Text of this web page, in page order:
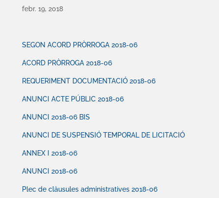
febr. 19, 2018
SEGON ACORD PRÒRROGA 2018-06
ACORD PRÒRROGA 2018-06
REQUERIMENT DOCUMENTACIÓ 2018-06
ANUNCI ACTE PÚBLIC 2018-06
ANUNCI 2018-06 BIS
ANUNCI DE SUSPENSIÓ TEMPORAL DE LICITACIÓ
ANNEX I 2018-06
ANUNCI 2018-06
Plec de clàusules administratives 2018-06